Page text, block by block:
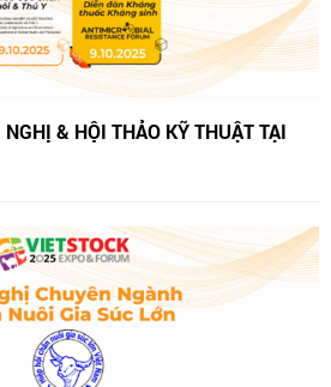
& HỘI THẢO KỸ THUẬT TẠI